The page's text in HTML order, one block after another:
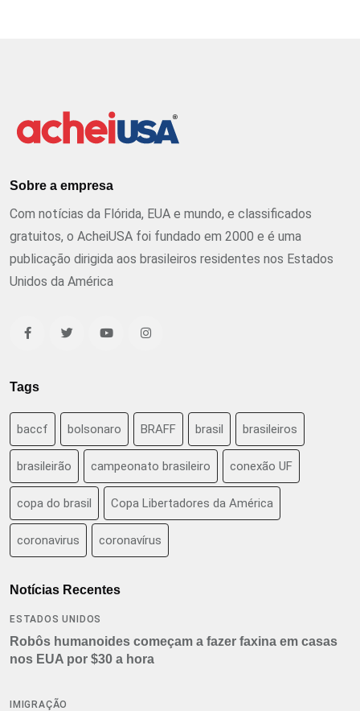
Sobre a empresa
Com notícias da Flórida, EUA e mundo, e classificados
gratuitos, o AcheiUSA foi fundado em 2000 e é uma
publicação dirigida aos brasileiros residentes nos Estados
Unidos da América
Tags
baccf bolsonaro BRAFF brasil brasileiros
brasileirão campeonato brasileiro conexão UF
copa do brasil Copa Libertadores da América
coronavirus coronavírus
Notícias Recentes
ESTADOS UNIDOS
Robôs humanoides começam a fazer faxina em casas
nos EUA por $30 a hora
IMIGRAÇÃO